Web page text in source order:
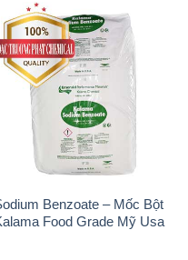
Sodium Benzoate – Mốc Bột
Kalama Food Grade Mỹ Usa